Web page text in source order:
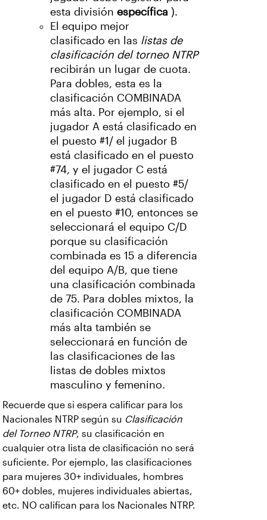
esta división específica ).
El equipo mejor
clasificado en las listas de
clasificación del torneo NTRP
recibirán un lugar de cuota.
Para dobles, esta es la
clasificación COMBINADA
más alta. Por ejemplo, si el
jugador A está clasificado en
el puesto #1/ el jugador B
está clasificado en el puesto
#74, y el jugador C está
clasificado en el puesto #5/
el jugador D está clasificado
en el puesto #10, entonces se
seleccionará el equipo C/D
porque su clasificación
combinada es 15 a diferencia
del equipo A/B, que tiene
una clasificación combinada
de 75. Para dobles mixtos, la
clasificación COMBINADA
más alta también se
seleccionará en función de
las clasificaciones de las
listas de dobles mixtos
masculino y femenino.
Recuerde que si espera calificar para los
Nacionales NTRP según su Clasificación
del Torneo NTRP, su clasificación en
cualquier otra lista de clasificación no será
suficiente. Por ejemplo, las clasificaciones
para mujeres 30+ individuales, hombres
60+ dobles, mujeres individuales abiertas,
etc. NO califican para los Nacionales NTRP.